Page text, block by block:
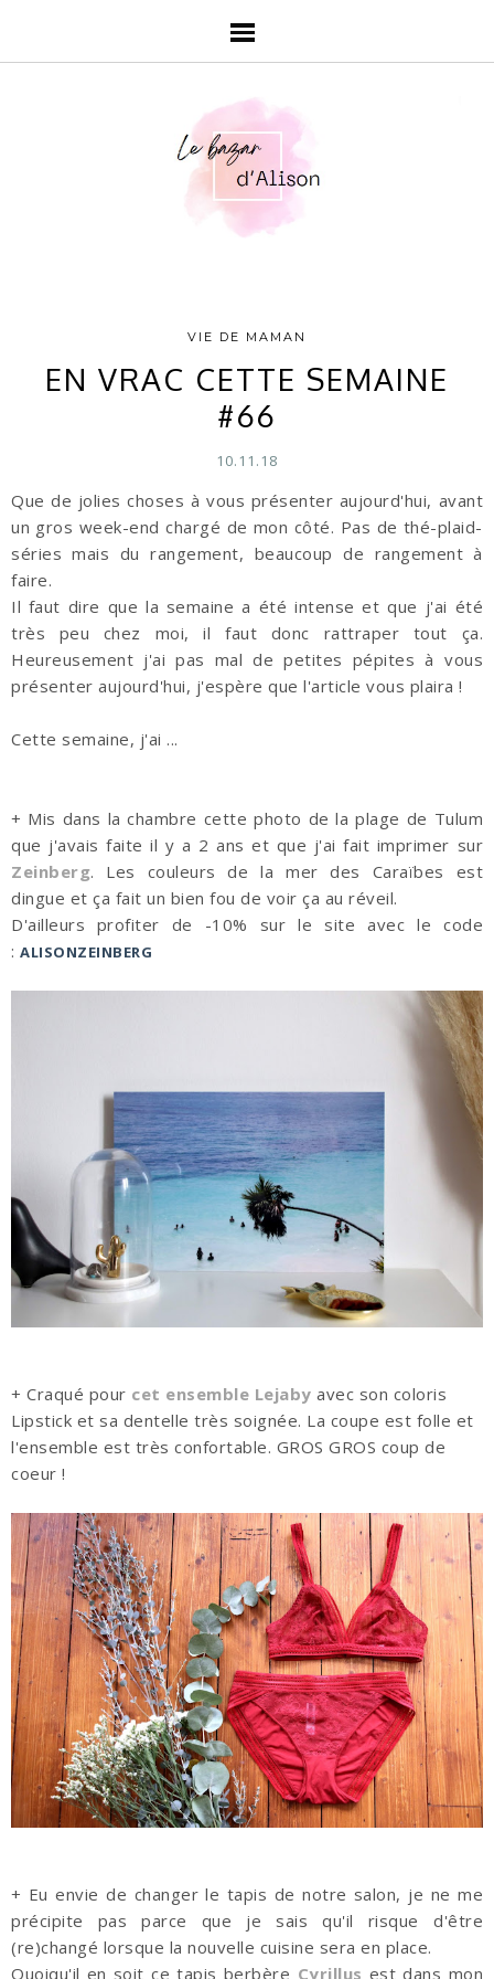
VIE DE MAMAN
EN VRAC CETTE SEMAINE
#66
10.11.18
Que de jolies choses à vous présenter aujourd'hui, avant
un gros week-end chargé de mon côté. Pas de thé-plaid-
séries mais du rangement, beaucoup de rangement à
faire.
Il faut dire que la semaine a été intense et que j'ai été
très peu chez moi, il faut donc rattraper tout ça.
Heureusement j'ai pas mal de petites pépites à vous
présenter aujourd'hui, j'espère que l'article vous plaira !
Cette semaine, j'ai ...
+ Mis dans la chambre cette photo de la plage de Tulum
que j'avais faite il y a 2 ans et que j'ai fait imprimer sur
Zeinberg. Les couleurs de la mer des Caraïbes est
dingue et ça fait un bien fou de voir ça au réveil.
D'ailleurs profiter de -10% sur le site avec le code
: ALISONZEINBERG
+ Craqué pour cet ensemble Lejaby avec son coloris
Lipstick et sa dentelle très soignée. La coupe est folle et
l'ensemble est très confortable. GROS GROS coup de
coeur !
+ Eu envie de changer le tapis de notre salon, je ne me
précipite pas parce que je sais qu'il risque d'être
(re)changé lorsque la nouvelle cuisine sera en place.
Quoiqu'il en soit ce tapis berbère Cyrillus est dans mon